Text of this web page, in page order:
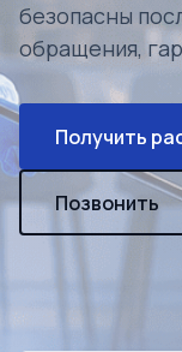
безопасны
обращения,
Получить
Позвонить